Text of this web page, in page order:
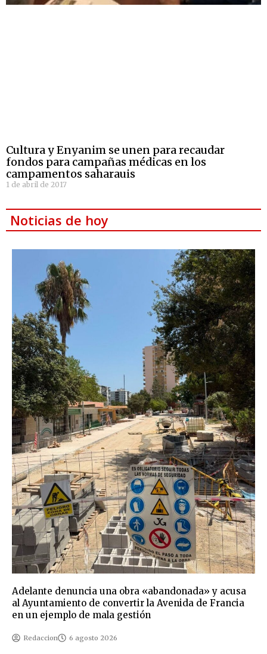
Cultura y Enyanim se unen para recaudar
fondos para campañas médicas en los
campamentos saharauis
1 de abril de 2017
Noticias de hoy
Adelante denuncia una obra «abandonada» y acusa
al Ayuntamiento de convertir la Avenida de Francia
en un ejemplo de mala gestión
Redaccion 6 agosto 2026